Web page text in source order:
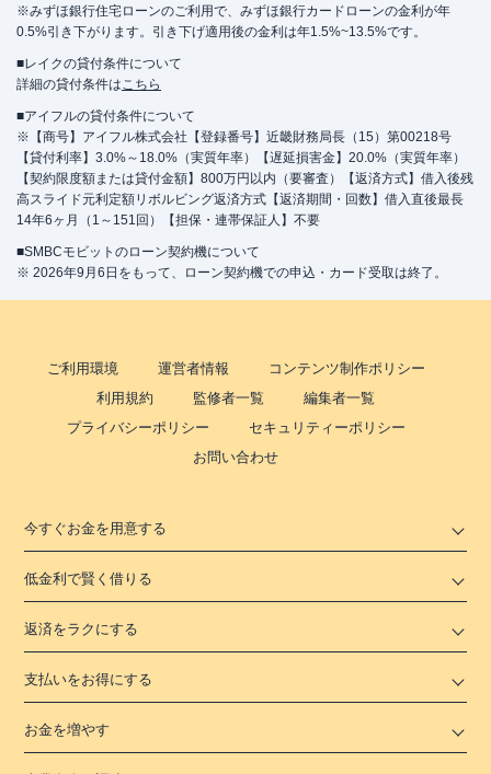
※みずほ銀行住宅ローンのご利用で、みずほ銀行カードローンの金利が年
0.5%引き下がります。引き下げ適用後の金利は年1.5%~13.5%です。
■レイクの貸付条件について
詳細の貸付条件はこちら
■アイフルの貸付条件について
※【商号】アイフル株式会社【登録番号】近畿財務局長（15）第00218号
【貸付利率】3.0%～18.0%（実質年率）【遅延損害金】20.0%（実質年率）
【契約限度額または貸付金額】800万円以内（要審査）【返済方式】借入後残
高スライド元利定額リボルビング返済方式【返済期間・回数】借入直後最長
14年6ヶ月（1～151回）【担保・連帯保証人】不要
■SMBCモビットのローン契約機について
※ 2026年9月6日をもって、ローン契約機での申込・カード受取は終了。
ご利用環境 運営者情報
コンテンツ制作ポリシー
利用規約
監修者一覧
編集者一覧
プライバシーポリシー
セキュリティーポリシー
お問い合わせ
今すぐお金を用意する
低金利で賢く借りる
返済をラクにする
支払いをお得にする
お金を増やす